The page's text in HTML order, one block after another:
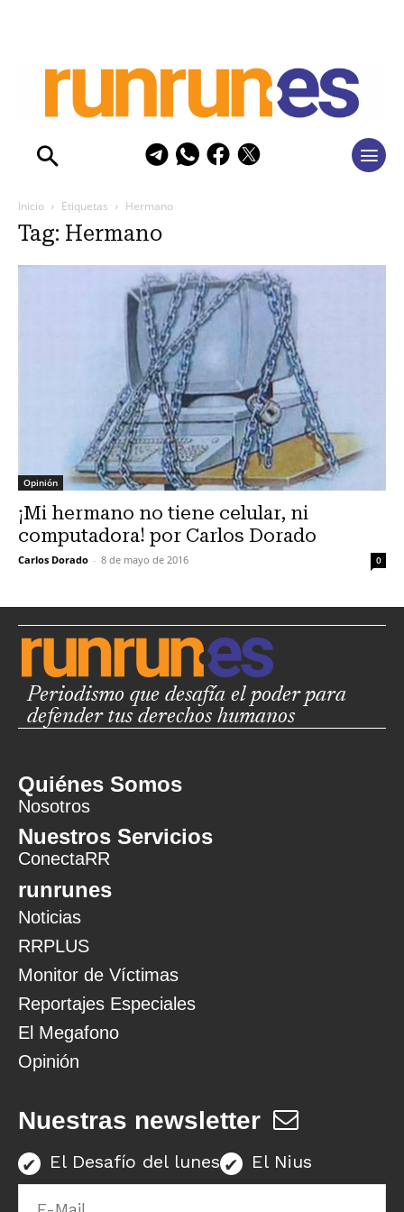
Inicio Etiquetas Hermano
Tag: Hermano
Opinión
¡Mi hermano no tiene celular, ni
computadora! por Carlos Dorado
Carlos Dorado - 8 de mayo de 2016 0
Periodismo que desafía el poder para
defender tus derechos humanos
Quiénes Somos
Nosotros
Nuestros Servicios
ConectaRR
runrunes
Noticias
RRPLUS
Monitor de Víctimas
Reportajes Especiales
El Megafono
Opinión
Nuestras newsletter
El Desafío del lunes El Nius